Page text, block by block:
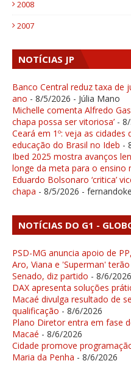
2008
2007
NOTÍCIAS JP
Banco Central reduz taxa de
ano - 8/5/2026 - Júlia Mano
Michelle comenta Alfredo
chapa possa ser vitoriosa’ -
Ceará em 1º: veja as
educação do Brasil no Ideb -
Ibed 2025 mostra avanços
longe da meta para o ensino
Eduardo Bolsonaro ‘critica’
chapa - 8/5/2026 -
NOTÍCIAS DO G1 -
PSD-MG anuncia apoio de
Aro, Viana e 'Superman'
Senado, diz partido - 8/6/2026
DAX apresenta soluções
Macaé divulga resultado de
qualificação - 8/6/2026
Plano Diretor entra em fase
Macaé - 8/6/2026
Cidade promove
Maria da Penha - 8/6/2026